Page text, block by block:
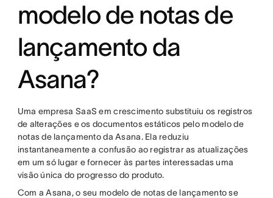
modelo de notas de
lançamento da
Asana?
Uma empresa SaaS em crescimento substituiu os registros
de alterações e os documentos estáticos pelo modelo de
notas de lançamento da Asana. Ela reduziu
instantaneamente a confusão ao registrar as atualizações
em um só lugar e fornecer às partes interessadas uma
visão única do progresso do produto.
Com a Asana, o seu modelo de notas de lançamento se